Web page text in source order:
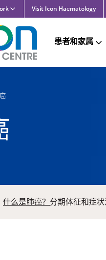
Visit Icon Haematology
患者和家属
什么是肺癌？ 分期体征和症状